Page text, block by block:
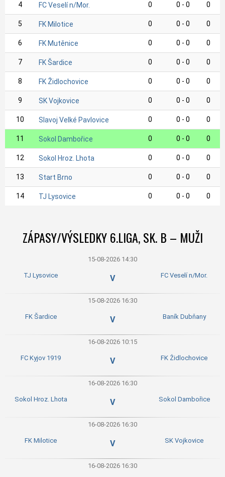
4 FC Veselí n/Mor. 0 0 - 0 0
5 FK Milotice 0 0 - 0 0
6 FK Mutěnice 0 0 - 0 0
7 FK Šardice 0 0 - 0 0
8 FK Židlochovice 0 0 - 0 0
9 SK Vojkovice 0 0 - 0 0
10 Slavoj Velké Pavlovice 0 0 - 0 0
11 Sokol Dambořice 0 0 - 0 0
12 Sokol Hroz. Lhota 0 0 - 0 0
13 Start Brno 0 0 - 0 0
14 TJ Lysovice 0 0 - 0 0
ZÁPASY/VÝSLEDKY 6.LIGA, SK. B – MUŽI
15-08-2026 14:30
TJ Lysovice V FC Veselí n/Mor.
15-08-2026 16:30
FK Šardice V Baník Dubňany
16-08-2026 10:15
FC Kyjov 1919 V FK Židlochovice
16-08-2026 16:30
Sokol Hroz. Lhota V Sokol Dambořice
16-08-2026 16:30
FK Milotice V SK Vojkovice
16-08-2026 16:30